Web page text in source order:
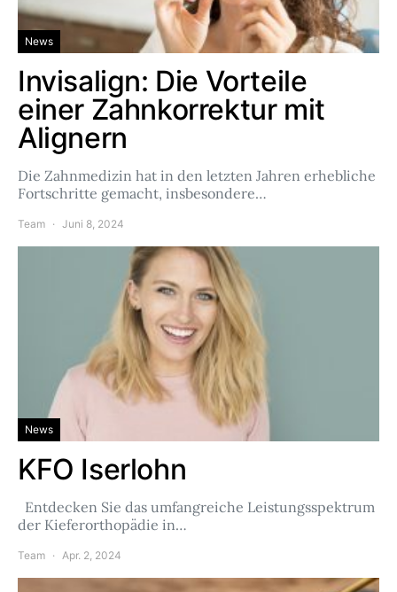
News
Invisalign: Die Vorteile
einer Zahnkorrektur mit
Alignern
Die Zahnmedizin hat in den letzten Jahren erhebliche
Fortschritte gemacht, insbesondere…
Team Juni 8, 2024
News
KFO Iserlohn
Entdecken Sie das umfangreiche Leistungsspektrum
der Kieferorthopädie in…
Team Apr. 2, 2024